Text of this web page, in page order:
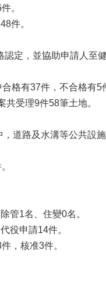
。
件。
定，並協助申請人至
格有37件，不合格有5
共受理9件58筆土地。
道路及水溝等公共設
管1名、住變0名。
役申請14件。
，核准3件。